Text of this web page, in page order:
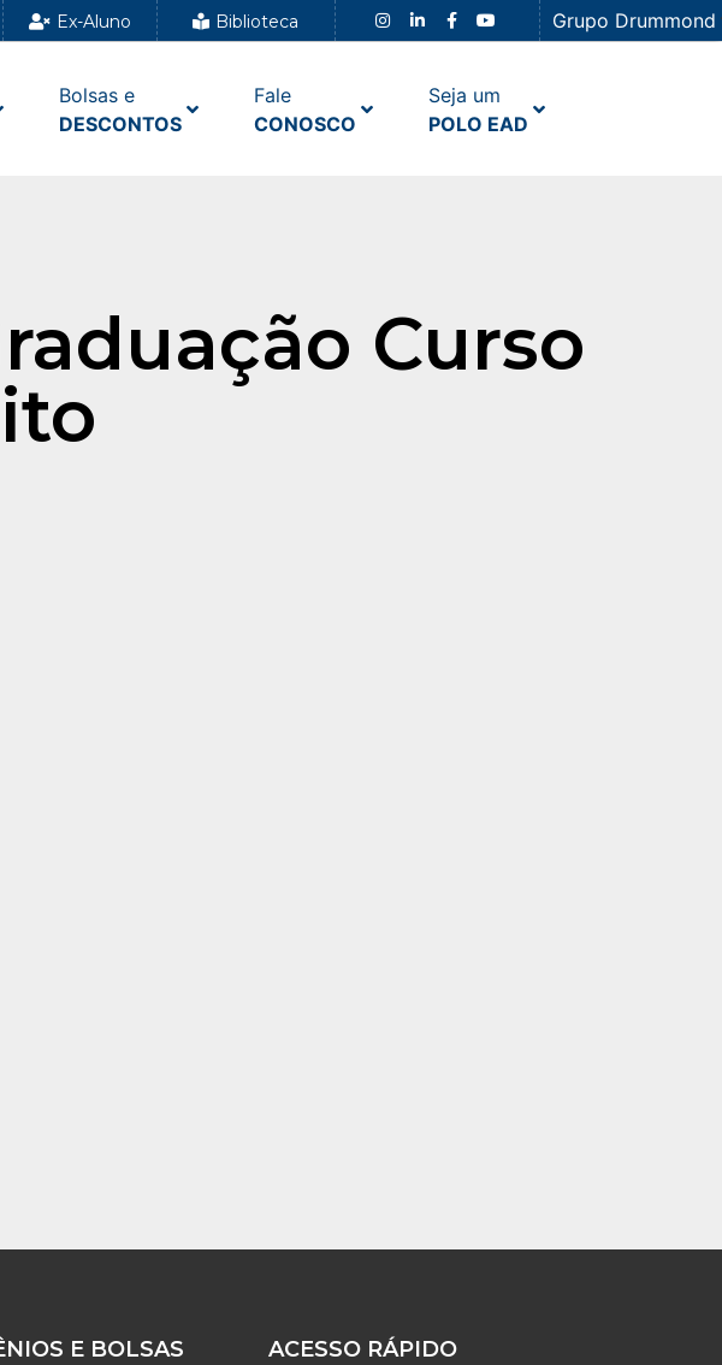
Ex-Aluno Biblioteca Grupo Drummond
Bolsas e
DESCONTOS
Fale
CONOSCO
Seja um
POLO EAD
Curso
E BOLSAS ACESSO RÁPIDO